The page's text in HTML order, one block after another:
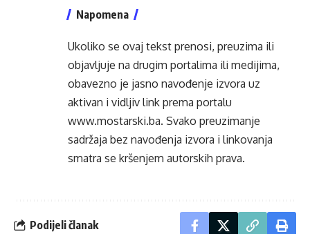
Napomena
Ukoliko se ovaj tekst prenosi, preuzima ili
objavljuje na drugim portalima ili medijima,
obavezno je jasno navođenje izvora uz
aktivan i vidljiv link prema portalu
www.mostarski.ba. Svako preuzimanje
sadržaja bez navođenja izvora i linkovanja
smatra se kršenjem autorskih prava.
Podijeli članak